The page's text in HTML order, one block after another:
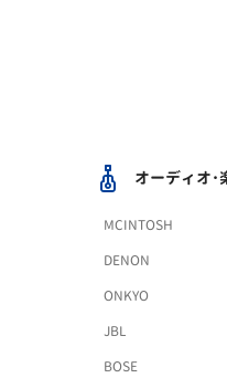
オーディオ･
MCINTOSH
DENON
ONKYO
JBL
BOSE